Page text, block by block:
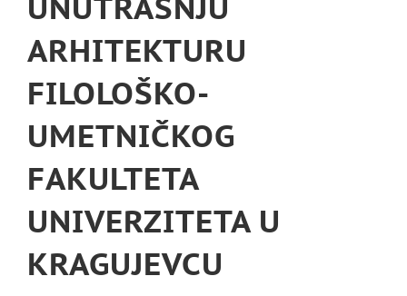
ARHITEKTURU
FILOLOŠKO-
UMETNIČKOG
FAKULTETA
UNIVERZITETA U
KRAGUJEVCU